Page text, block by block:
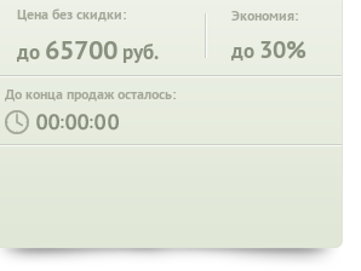
Цена без скидки:
до 65700 руб.
Экономия:
до 30%
До конца продаж осталось:
: :